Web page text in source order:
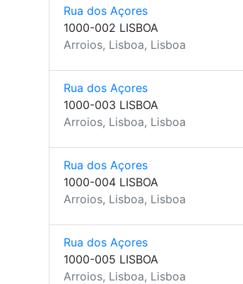
Rua dos Açores
1000-002 LISBOA
Arroios, Lisboa, Lisboa
Rua dos Açores
1000-003 LISBOA
Arroios, Lisboa, Lisboa
Rua dos Açores
1000-004 LISBOA
Arroios, Lisboa, Lisboa
Rua dos Açores
1000-005 LISBOA
Arroios, Lisboa, Lisboa